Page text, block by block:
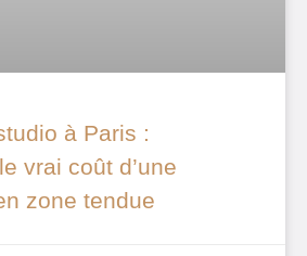
à Paris :
vrai coût d’une
zone tendue